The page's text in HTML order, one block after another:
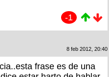
-1
8 feb 2012, 20:40
frase es de una